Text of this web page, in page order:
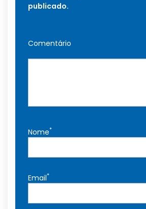
publicado.
Comentário
Nome*
Email*